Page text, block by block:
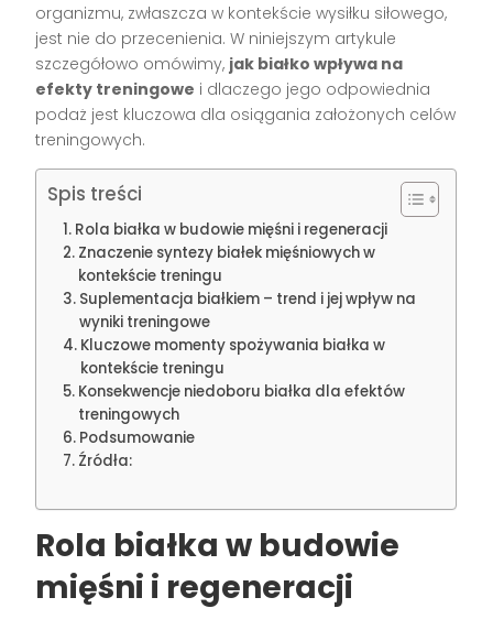
organizmu, zwłaszcza w kontekście wysiłku siłowego,
jest nie do przecenienia. W niniejszym artykule
szczegółowo omówimy, jak białko wpływa na
efekty treningowe i dlaczego jego odpowiednia
podaż jest kluczowa dla osiągania założonych celów
treningowych.
Spis treści
Rola białka w budowie mięśni i regeneracji
Znaczenie syntezy białek mięśniowych w
kontekście treningu
Suplementacja białkiem – trend i jej wpływ na
wyniki treningowe
Kluczowe momenty spożywania białka w
kontekście treningu
Konsekwencje niedoboru białka dla efektów
treningowych
Podsumowanie
Źródła:
Rola białka w budowie
mięśni i regeneracji